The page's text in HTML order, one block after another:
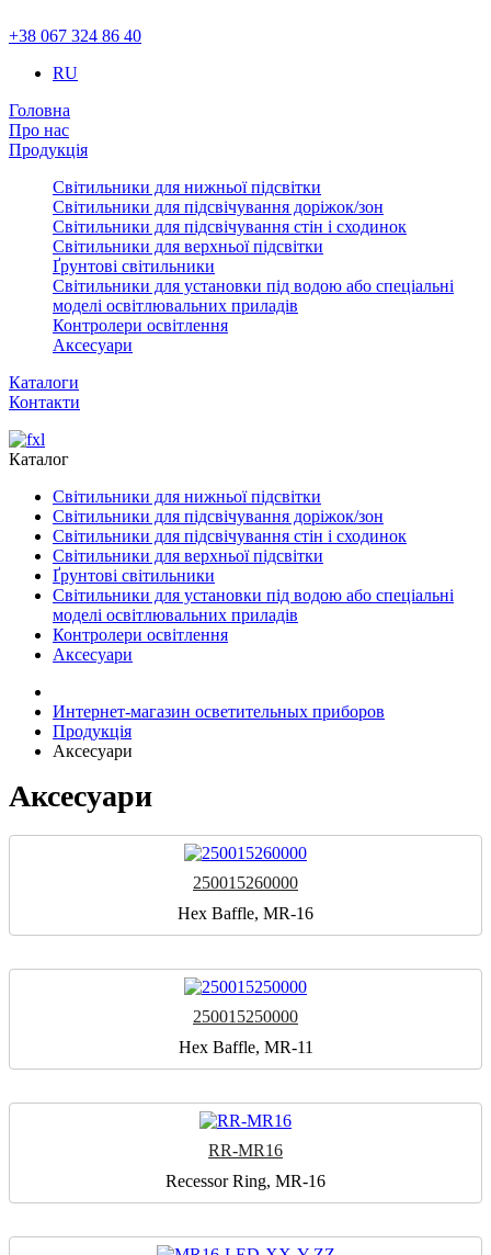
+38 067 324 86 40
RU
Головна
Про нас
Продукція
Світильники для нижньої підсвітки
Світильники для підсвічування доріжок/зон
Світильники для підсвічування стін і сходинок
Світильники для верхньої підсвітки
Ґрунтові світильники
Світильники для установки під водою або спеціальні
моделі освітлювальних приладів
Контролери освітлення
Аксесуари
Каталоги
Контакти
Каталог
Світильники для нижньої підсвітки
Світильники для підсвічування доріжок/зон
Світильники для підсвічування стін і сходинок
Світильники для верхньої підсвітки
Ґрунтові світильники
Світильники для установки під водою або спеціальні
моделі освітлювальних приладів
Контролери освітлення
Аксесуари
Интернет-магазин осветительных приборов
Продукція
Аксесуари
Аксесуари
250015260000
Hex Baffle, MR-16
250015250000
Hex Baffle, MR-11
RR-MR16
Recessor Ring, MR-16